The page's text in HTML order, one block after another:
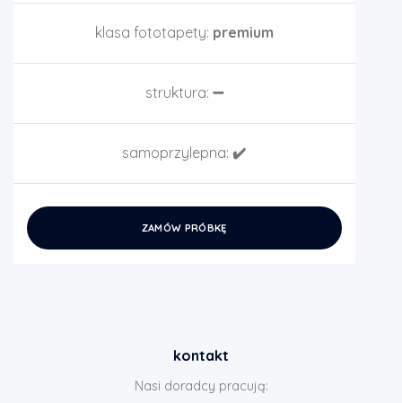
klasa fototapety: premium
struktura: ➖
samoprzylepna: ✔️
ZAMÓW PRÓBKĘ
kontakt
Nasi doradcy pracują: